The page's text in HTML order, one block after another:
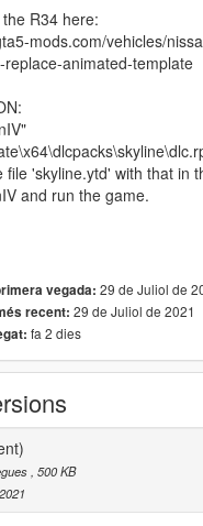
R34 here:
mods.com/vehicles/
animated-template
file 'skyline.ytd' with that in
and run the game.
vegada: 29 de Juliol de
recent: 29 de Juliol de 2021
fa 2 dies
, 500 KB